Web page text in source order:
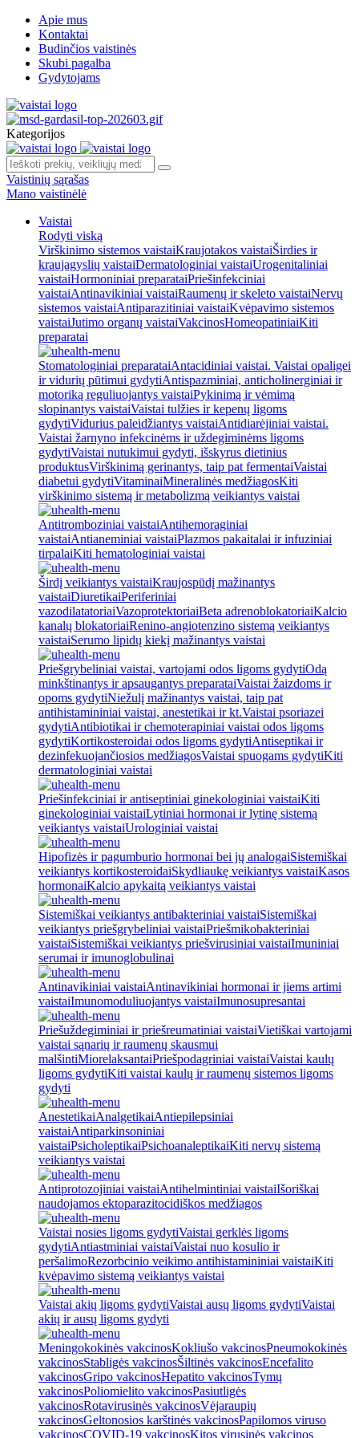
Apie mus
Kontaktai
Budinčios vaistinės
Skubi pagalba
Gydytojams
Kategorijos
Vaistinių sąrašas
Mano vaistinėlė
Vaistai
Rodyti viską
Virškinimo sistemos vaistaiKraujotakos vaistaiŠirdies ir
kraujagyslių vaistaiDermatologiniai vaistaiUrogenitaliniai
vaistaiHormoniniai preparataiPriešinfekciniai
vaistaiAntinavikiniai vaistaiRaumenų ir skeleto vaistaiNervų
sistemos vaistaiAntiparazitiniai vaistaiKvėpavimo sistemos
vaistaiJutimo organų vaistaiVakcinosHomeopatiniaiKiti
preparatai
Stomatologiniai preparataiAntacidiniai vaistai. Vaistai opaligei
ir vidurių pūtimui gydytiAntispazminiai, anticholinerginiai ir
motoriką reguliuojantys vaistaiPykinimą ir vėmimą
slopinantys vaistaiVaistai tulžies ir kepenų ligoms
gydytiVidurius paleidžiantys vaistaiAntidiarėjiniai vaistai.
Vaistai žarnyno infekcinėms ir uždegiminėms ligoms
gydytiVaistai nutukimui gydyti, išskyrus dietinius
produktusVirškinimą gerinantys, taip pat fermentaiVaistai
diabetui gydytiVitaminaiMineralinės medžiagosKiti
virškinimo sistemą ir metabolizmą veikiantys vaistai
Antitromboziniai vaistaiAntihemoraginiai
vaistaiAntianeminiai vaistaiPlazmos pakaitalai ir infuziniai
tirpalaiKiti hematologiniai vaistai
Širdį veikiantys vaistaiKraujospūdį mažinantys
vaistaiDiuretikaiPeriferiniai
vazodilatatoriaiVazoprotektoriaiBeta adrenoblokatoriaiKalcio
kanalų blokatoriaiRenino-angiotenzino sistemą veikiantys
vaistaiSerumo lipidų kiekį mažinantys vaistai
Priešgrybeliniai vaistai, vartojami odos ligoms gydytiOdą
minkštinantys ir apsaugantys preparataiVaistai žaizdoms ir
opoms gydytiNiežulį mažinantys vaistai, taip pat
antihistamininiai vaistai, anestetikai ir kt.Vaistai psoriazei
gydytiAntibiotikai ir chemoterapiniai vaistai odos ligoms
gydytiKortikosteroidai odos ligoms gydytiAntiseptikai ir
dezinfekuojančiosios medžiagosVaistai spuogams gydytiKiti
dermatologiniai vaistai
Priešinfekciniai ir antiseptiniai ginekologiniai vaistaiKiti
ginekologiniai vaistaiLytiniai hormonai ir lytinę sistemą
veikiantys vaistaiUrologiniai vaistai
Hipofizės ir pagumburio hormonai bei jų analogaiSistemiškai
veikiantys kortikosteroidaiSkydliaukę veikiantys vaistaiKasos
hormonaiKalcio apykaitą veikiantys vaistai
Sistemiškai veikiantys antibakteriniai vaistaiSistemiškai
veikiantys priešgrybeliniai vaistaiPriešmikobakteriniai
vaistaiSistemiškai veikiantys priešvirusiniai vaistaiImuniniai
serumai ir imunoglobulinai
Antinavikiniai vaistaiAntinavikiniai hormonai ir jiems artimi
vaistaiImunomoduliuojantys vaistaiImunosupresantai
Priešuždegiminiai ir priešreumatiniai vaistaiVietiškai vartojami
vaistai sąnarių ir raumenų skausmui
malšintiMiorelaksantaiPriešpodagriniai vaistaiVaistai kaulų
ligoms gydytiKiti vaistai kaulų ir raumenų sistemos ligoms
gydyti
AnestetikaiAnalgetikaiAntiepilepsiniai
vaistaiAntiparkinsoniniai
vaistaiPsicholeptikaiPsichoanaleptikaiKiti nervų sistemą
veikiantys vaistai
Antiprotozojiniai vaistaiAntihelmintiniai vaistaiIšoriškai
naudojamos ektoparazitocidiškos medžiagos
Vaistai nosies ligoms gydytiVaistai gerklės ligoms
gydytiAntiastminiai vaistaiVaistai nuo kosulio ir
peršalimoRezorbcinio veikimo antihistamininiai vaistaiKiti
kvėpavimo sistemą veikiantys vaistai
Vaistai akių ligoms gydytiVaistai ausų ligoms gydytiVaistai
akių ir ausų ligoms gydyti
Meningokokinės vakcinosKokliušo vakcinosPneumokokinės
vakcinosStabligės vakcinosŠiltinės vakcinosEncefalito
vakcinosGripo vakcinosHepatito vakcinosTymų
vakcinosPoliomielito vakcinosPasiutligės
vakcinosRotavirusinės vakcinosVėjaraupių
vakcinosGeltonosios karštinės vakcinosPapilomos viruso
vakcinosCOVID-19 vakcinosKitos virusinės vakcinos